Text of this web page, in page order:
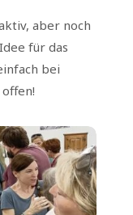
aber noch
für das
bei